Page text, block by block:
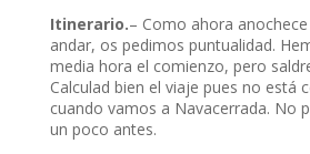
Itinerario.– Como ahora
andar, os pedimos puntualidad.
media hora el comienzo, pero
Calculad bien el viaje pues no está
cuando vamos a Navacerrada. No
un poco antes.